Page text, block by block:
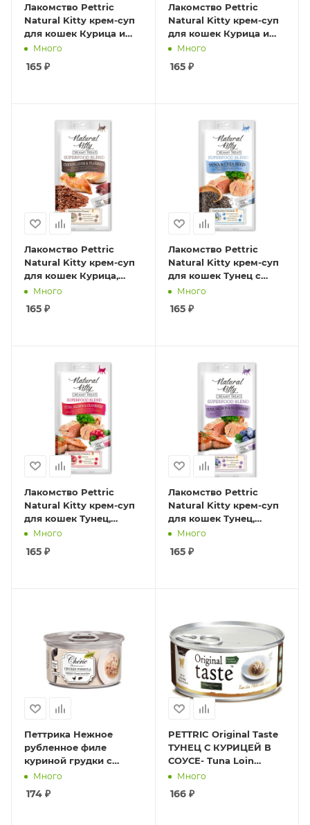
Лакомство Pettric
Natural Kitty крем-суп
для кошек Курица и
киноа. 4шт*12г.
Много
165 ₽
Лакомство Pettric
Natural Kitty крем-суп
для кошек Курица и
морские водоросли.
Много
165₽
Лакомство Pettric
Natural Kitty крем-суп
для кошек Курица,
куриная печень и семя
Много
165 ₽
Лакомство Pettric
Natural Kitty крем-суп
для кошек Тунец с
семенами чиа. 4шт*12г.
Много
165₽
Лакомство Pettric
Natural Kitty крем-суп
для кошек Тунец,
лосось и клюква.
Много
165 ₽
Лакомство Pettric
Natural Kitty крем-суп
для кошек Тунец,
лосось и черника.
Много
165₽
Петтрика Нежное
рубленное филе
куриной грудки с
кусочками куриной
24шт*80г.
Много
174 ₽
PETTRIC Original Taste
ТУНЕЦ С КУРИЦЕЙ В
СОУСЕ- Tuna Loin
Flakes with Chicken in
Много
166₽